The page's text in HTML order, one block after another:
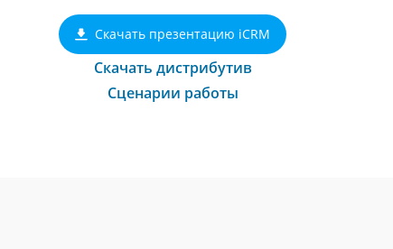
Скачать презентацию iCRM
Скачать дистрибутив
Сценарии работы